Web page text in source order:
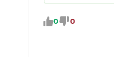
0 0